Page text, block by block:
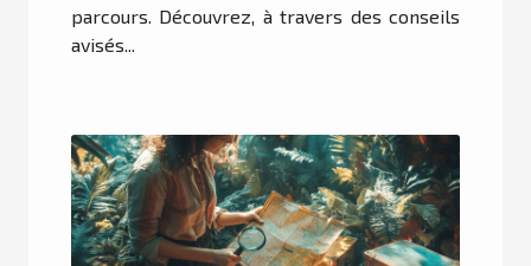
parcours. Découvrez, à travers des conseils
avisés...